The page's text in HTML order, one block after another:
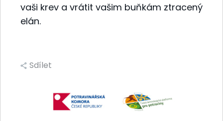
vaši krev a vrátit vašim buňkám ztracený
elán.
Sdílet